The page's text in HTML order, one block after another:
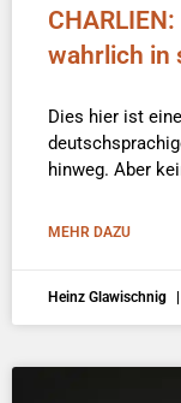
wahrlich in
Dies hier ist
hinweg. Aber
MEHR DAZU
Heinz Glawischnig